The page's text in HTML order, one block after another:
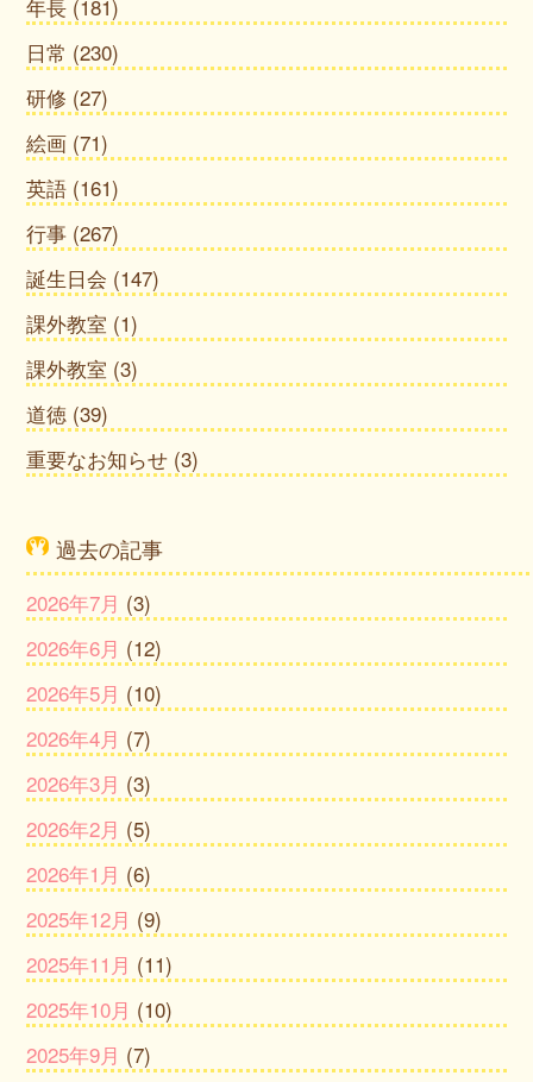
年長 (181)
日常 (230)
研修 (27)
絵画 (71)
英語 (161)
行事 (267)
誕生日会 (147)
課外教室 (1)
課外教室 (3)
道徳 (39)
重要なお知らせ (3)
過去の記事
2026年7月 (3)
2026年6月 (12)
2026年5月 (10)
2026年4月 (7)
2026年3月 (3)
2026年2月 (5)
2026年1月 (6)
2025年12月 (9)
2025年11月 (11)
2025年10月 (10)
2025年9月 (7)